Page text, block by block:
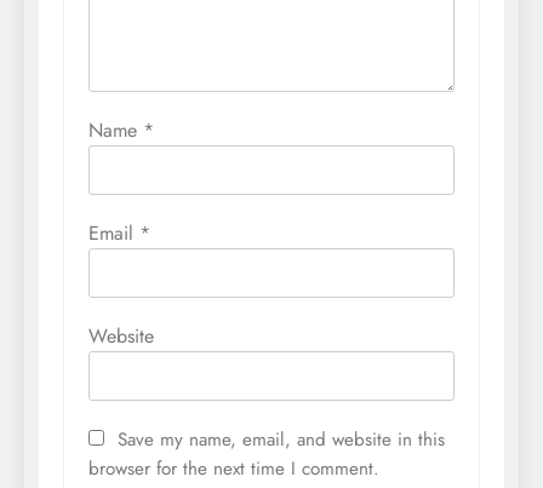
Name *
Email *
Website
Save my name, email, and website in this
browser for the next time I comment.